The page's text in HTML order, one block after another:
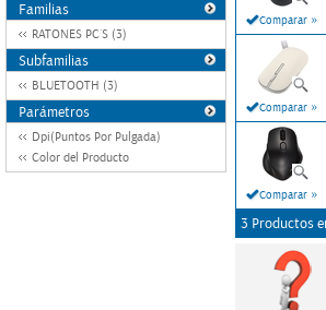
Familias
RATONES PC´S (3)
Subfamilias
BLUETOOTH (3)
Parámetros
Dpi(Puntos Por Pulgada)
Color del Producto
Comparar »
Comparar »
Comparar »
3 Productos